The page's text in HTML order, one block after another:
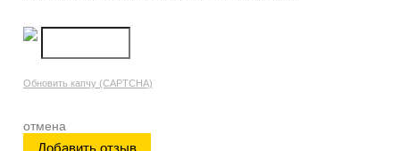
Обновить капчу (CAPTCHA)
отмена